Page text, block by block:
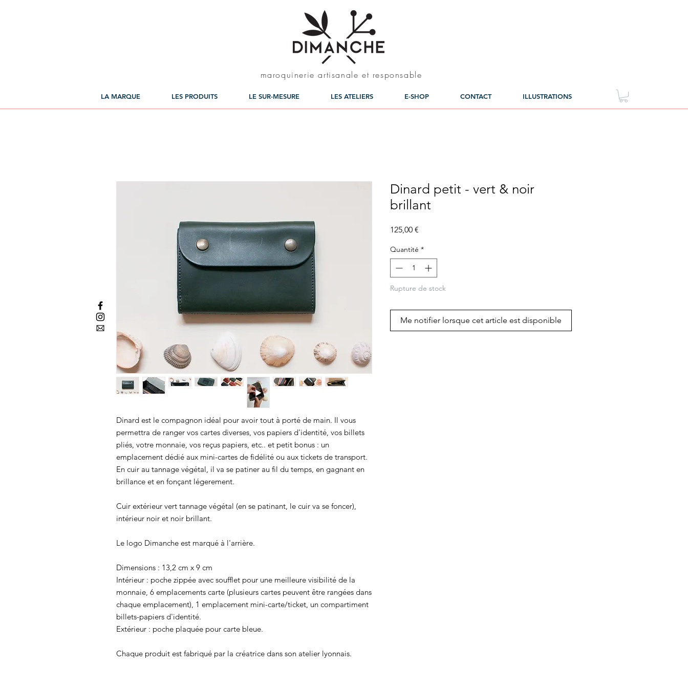
maroquinerie artisanale et responsable
LA MARQUE LES PRODUITS LE SUR-MESURE LES ATELIERS E-SHOP CONTACT ILLUSTRATIONS
Dinard est le compagnon idéal pour avoir tout à porté de main. Il vous
permettra de ranger vos cartes diverses, vos papiers d'identité, vos billets
pliés, votre monnaie, vos reçus papiers, etc.. et petit bonus : un
emplacement dédié aux mini-cartes de fidélité ou aux tickets de transport.
En cuir au tannage végétal, il va se patiner au fil du temps, en gagnant en
brillance et en fonçant légerement.
Cuir extérieur vert tannage végétal (en se patinant, le cuir va se foncer),
intérieur noir et noir brillant.
Le logo Dimanche est marqué à l'arrière.
Dimensions : 13,2 cm x 9 cm
Intérieur : poche zippée avec soufflet pour une meilleure visibilité de la
monnaie, 6 emplacements carte (plusieurs cartes peuvent être rangées dans
chaque emplacement), 1 emplacement mini-carte/ticket, un compartiment
billets-papiers d'identité.
Extérieur : poche plaquée pour carte bleue.
Chaque produit est fabriqué par la créatrice dans son atelier lyonnais.
Dinard petit - vert & noir
brillant
125,00 €
Quantité *
Rupture de stock
Me notifier lorsque cet article est disponible